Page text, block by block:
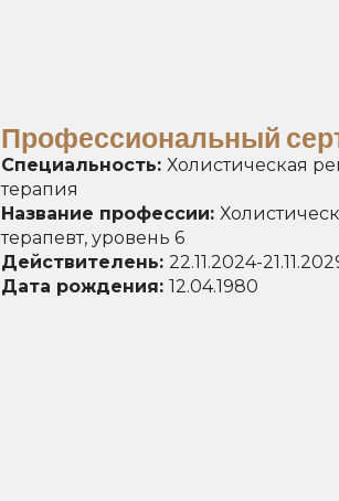
Профессиональный
Cпециальность: Холистическая
терапия
Hазвание профессии:
терапевт, уровень 6
Действителень: 22.11.2024-
Дата рождения: 12.04.1980